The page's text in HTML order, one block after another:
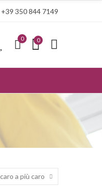
+39 350 844 7149
0 0
a più caro